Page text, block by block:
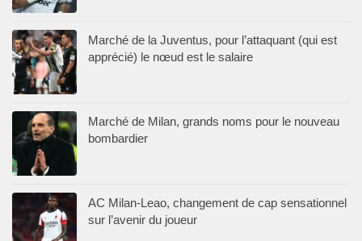
Marché de la Juventus, pour l’attaquant (qui est
apprécié) le nœud est le salaire
Marché de Milan, grands noms pour le nouveau
bombardier
AC Milan-Leao, changement de cap sensationnel
sur l’avenir du joueur